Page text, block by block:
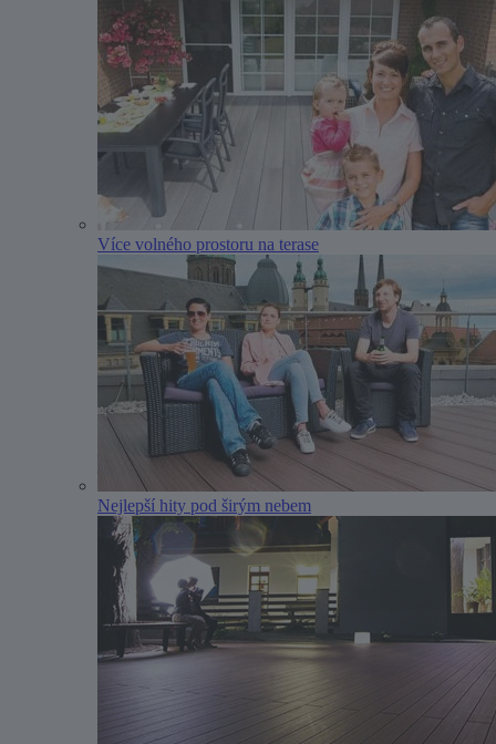
Více volného prostoru na terase
Nejlepší hity pod širým nebem